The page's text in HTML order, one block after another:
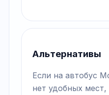
Альтернативы
Если на автобус
нет удобных